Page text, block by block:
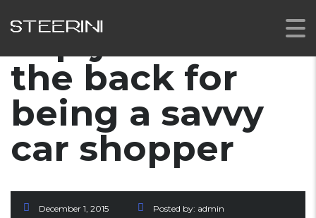
Tap yourself on
the back for
being a savvy
car shopper
December 1, 2015 Posted by: admin